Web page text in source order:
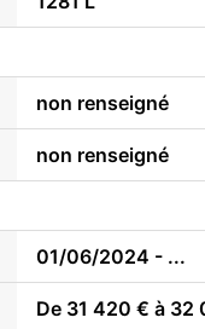
non renseigné
non renseigné
01/06/2024 - ...
De 31 420 € à 32